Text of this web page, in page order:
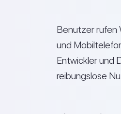
Benutzer rufen
und
Entwickler und
reibungslose